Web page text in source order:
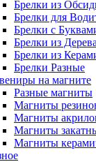
Брелки из
Брелки для
Брелки с
Брелки из Дерева
Брелки из
Брелки Разные
на магните
Разные магниты
Магниты
Магниты
Магниты
Магниты